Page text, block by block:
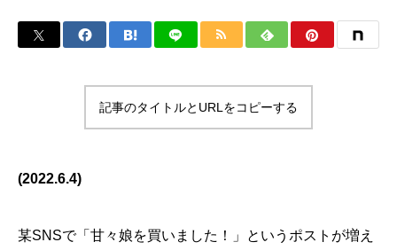
記事のタイトルとURLをコピーする
(2022.6.4)
某SNSで「甘々娘を買いました！」というポストが増え